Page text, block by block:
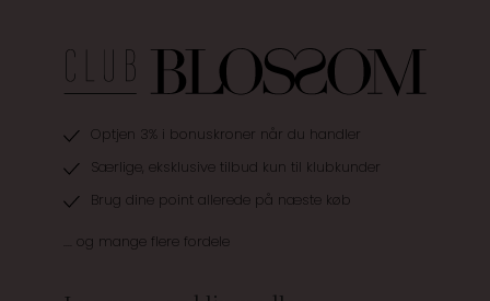
Optjen 3% i bonuskroner når du handler
Særlige, eksklusive tilbud kun til klubkunder
Brug dine point allerede på næste køb
.... og mange flere fordele